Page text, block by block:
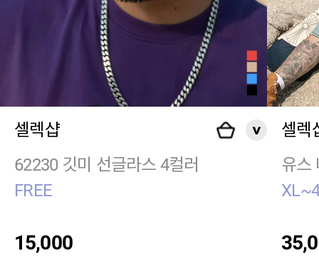
셀렉샵
62230 깃미 선글라스 4컬러
FREE
15,000
셀렉
유스